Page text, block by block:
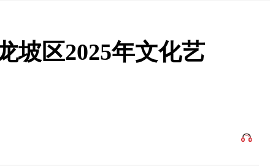
坡区2025年文化艺